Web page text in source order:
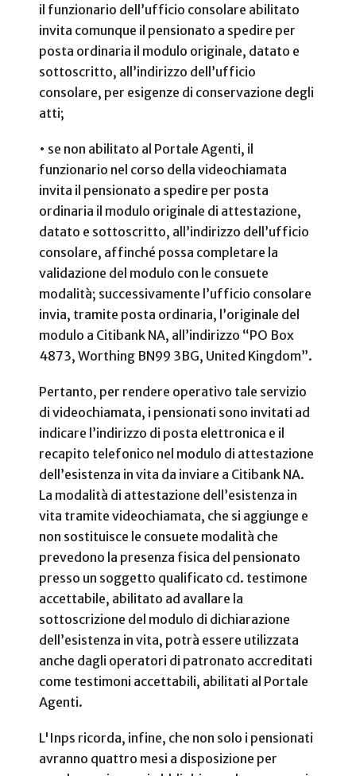
il funzionario dell’ufficio consolare abilitato
invita comunque il pensionato a spedire per
posta ordinaria il modulo originale, datato e
sottoscritto, all’indirizzo dell’ufficio
consolare, per esigenze di conservazione degli
atti;
• se non abilitato al Portale Agenti, il
funzionario nel corso della videochiamata
invita il pensionato a spedire per posta
ordinaria il modulo originale di attestazione,
datato e sottoscritto, all’indirizzo dell’ufficio
consolare, affinché possa completare la
validazione del modulo con le consuete
modalità; successivamente l’ufficio consolare
invia, tramite posta ordinaria, l’originale del
modulo a Citibank NA, all’indirizzo “PO Box
4873, Worthing BN99 3BG, United Kingdom”.
Pertanto, per rendere operativo tale servizio
di videochiamata, i pensionati sono invitati ad
indicare l’indirizzo di posta elettronica e il
recapito telefonico nel modulo di attestazione
dell’esistenza in vita da inviare a Citibank NA.
La modalità di attestazione dell’esistenza in
vita tramite videochiamata, che si aggiunge e
non sostituisce le consuete modalità che
prevedono la presenza fisica del pensionato
presso un soggetto qualificato cd. testimone
accettabile, abilitato ad avallare la
sottoscrizione del modulo di dichiarazione
dell’esistenza in vita, potrà essere utilizzata
anche dagli operatori di patronato accreditati
come testimoni accettabili, abilitati al Portale
Agenti.
L'Inps ricorda, infine, che non solo i pensionati
avranno quattro mesi a disposizione per